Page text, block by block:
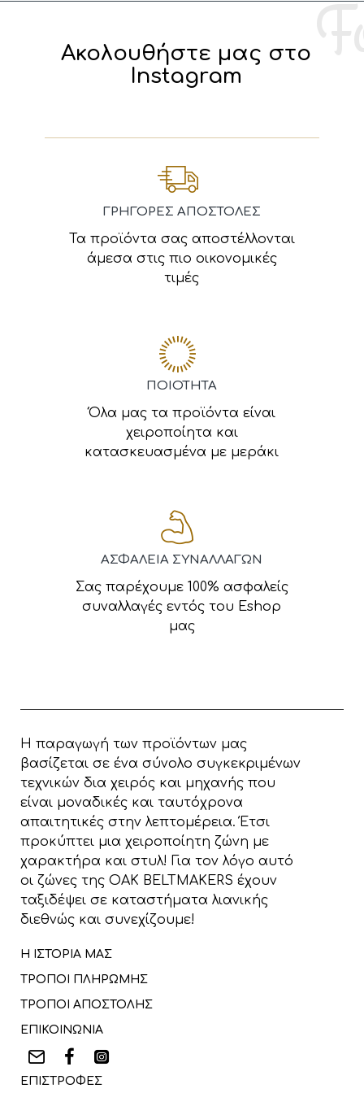
Ακολουθήστε μας στο
Instagram
ΓΡΗΓΟΡΕΣ ΑΠΟΣΤΟΛΕΣ
Τα προϊόντα σας αποστέλλονται
άμεσα στις πιο οικονομικές
τιμές
ΠΟΙΟΤΗΤΑ
Όλα μας τα προϊόντα είναι
χειροποίητα και
κατασκευασμένα με μεράκι
ΑΣΦΑΛΕΙΑ ΣΥΝΑΛΛΑΓΩΝ
Σας παρέχουμε 100% ασφαλείς
συναλλαγές εντός του Eshop
μας
Η παραγωγή των προϊόντων μας
βασίζεται σε ένα σύνολο συγκεκριμένων
τεχνικών δια χειρός και μηχανής που
είναι μοναδικές και ταυτόχρονα
απαιτητικές στην λεπτομέρεια. Έτσι
προκύπτει μια χειροποίητη ζώνη με
χαρακτήρα και στυλ! Για τον λόγο αυτό
οι ζώνες της OAK BELTMAKERS έχουν
ταξιδέψει σε καταστήματα λιανικής
διεθνώς και συνεχίζουμε!
Η ΙΣΤΟΡΙΑ ΜΑΣ
ΤΡΟΠΟΙ ΠΛΗΡΩΜΗΣ
ΤΡΟΠΟΙ ΑΠΟΣΤΟΛΗΣ
ΕΠΙΚΟΙΝΩΝΙΑ
ΕΠΙΣΤΡΟΦΕΣ